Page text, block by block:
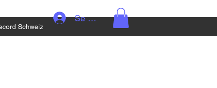
Schweiz
Se connecter